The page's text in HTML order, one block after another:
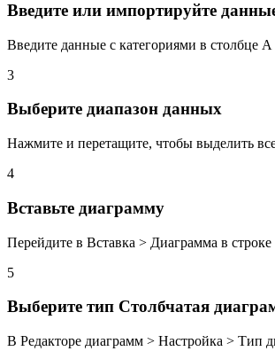
Введите или импортируйте
Введите данные с категориями в столбце
3
Выберите диапазон данных
Нажмите и перетащите, чтобы выделить
4
Вставьте диаграмму
Перейдите в Вставка > Диаграмма в
5
Выберите тип Столбчатая
В Редакторе диаграмм > Настройка > Тип